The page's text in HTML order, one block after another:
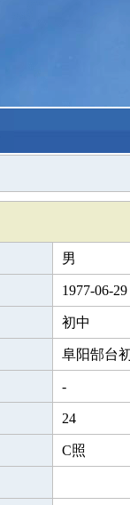
男
1977-06-29
初中
阜阳郜台
-
24
C照